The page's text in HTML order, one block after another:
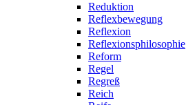
Reduktion
Reflexbewegung
Reflexion
Reflexionsphilosophie
Reform
Regel
Regreß
Reich